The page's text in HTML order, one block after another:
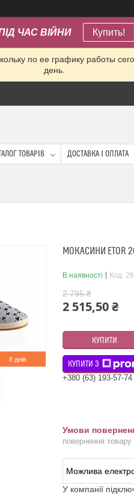
ЧАС ВІЙНИ Купить!
по ее графику работы
день.
ТОВАРІВ ДОСТАВКА І ОПЛАТА
8 днів
МОКАСИНИ ETOR
В наявності Код:
2 795 ₴
2 515,50 ₴
КУПИТИ
КУПИТИ З
+380 (63) 193-57-74
повернення товару
У компанії